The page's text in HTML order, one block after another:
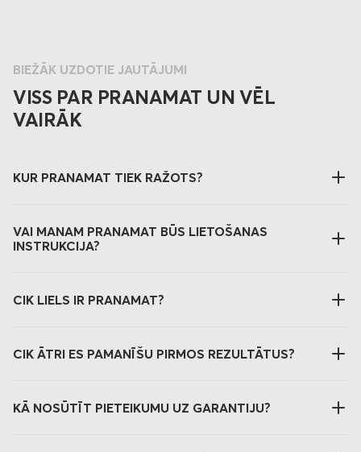
BIEŽĀK UZDOTIE JAUTĀJUMI
VISS PAR PRANAMAT UN VĒL
VAIRĀK
KUR PRANAMAT TIEK RAŽOTS?
VAI MANAM PRANAMAT BŪS LIETOŠANAS
INSTRUKCIJA?
CIK LIELS IR PRANAMAT?
CIK ĀTRI ES PAMANĪŠU PIRMOS REZULTĀTUS?
KĀ NOSŪTĪT PIETEIKUMU UZ GARANTIJU?